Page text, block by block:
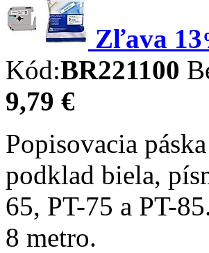
Zľava 13
Kód:BR221100
9,79 €
Popisovacia
podklad biela,
65, PT-75 a PT-
8 metro.